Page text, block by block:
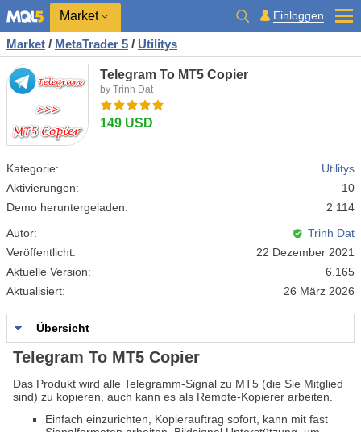
Market Einloggen
Market / MetaTrader 5 / Utilitys
Telegram To MT5 Copier
by Trinh Dat
149 USD
Kategorie:
Utilitys
Aktivierungen:
10
Demo heruntergeladen:
2 114
Autor:
Trinh Dat
Veröffentlicht:
22 Dezember 2021
Aktuelle Version:
6.165
Aktualisiert:
26 März 2026
Übersicht
Telegram To MT5 Copier
Das Produkt wird alle Telegramm-Signal zu MT5 (die Sie Mitglied
sind) zu kopieren, auch kann es als Remote-Kopierer arbeiten.
Einfach einzurichten, Kopierauftrag sofort, kann mit fast